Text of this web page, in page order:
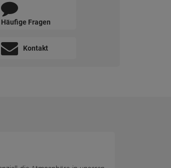
Häufige Fragen
Kontakt